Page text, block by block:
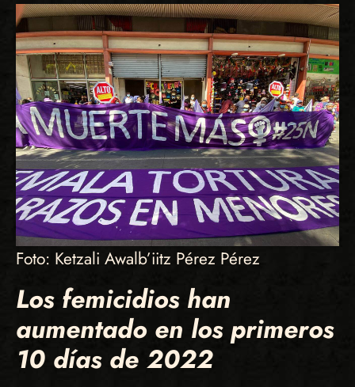
Foto: Ketzali Awalb’iitz Pérez Pérez
Los femicidios han
aumentado en los primeros
10 días de 2022